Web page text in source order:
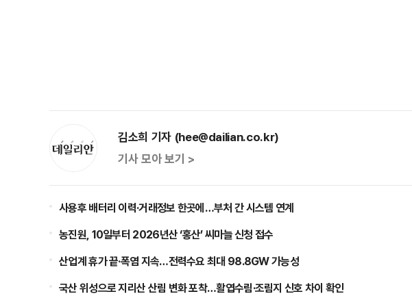
김소희 기자 (hee@dailian.co.kr)
기사 모아 보기 >
사용후 배터리 이력·거래정보 한곳에…부처 간 시스템 연계
농진원, 10일부터 2026년산 ‘홍산’ 씨마늘 신청 접수
산업계 휴가 끝·폭염 지속…전력수요 최대 98.8GW 가능성
국산 위성으로 지리산 산림 변화 포착…활엽수림·조림지 신호 차이 확인